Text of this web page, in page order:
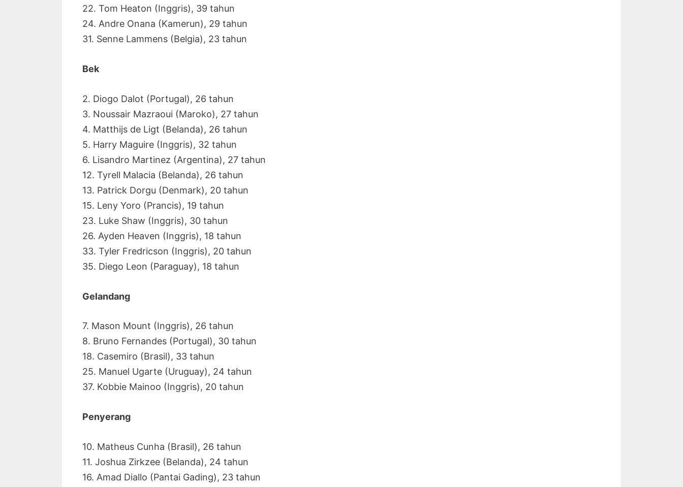
22. Tom Heaton (Inggris), 39 tahun
24. Andre Onana (Kamerun), 29 tahun
31. Senne Lammens (Belgia), 23 tahun
Bek
2. Diogo Dalot (Portugal), 26 tahun
3. Noussair Mazraoui (Maroko), 27 tahun
4. Matthijs de Ligt (Belanda), 26 tahun
5. Harry Maguire (Inggris), 32 tahun
6. Lisandro Martinez (Argentina), 27 tahun
12. Tyrell Malacia (Belanda), 26 tahun
13. Patrick Dorgu (Denmark), 20 tahun
15. Leny Yoro (Prancis), 19 tahun
23. Luke Shaw (Inggris), 30 tahun
26. Ayden Heaven (Inggris), 18 tahun
33. Tyler Fredricson (Inggris), 20 tahun
35. Diego Leon (Paraguay), 18 tahun
Gelandang
7. Mason Mount (Inggris), 26 tahun
8. Bruno Fernandes (Portugal), 30 tahun
18. Casemiro (Brasil), 33 tahun
25. Manuel Ugarte (Uruguay), 24 tahun
37. Kobbie Mainoo (Inggris), 20 tahun
Penyerang
10. Matheus Cunha (Brasil), 26 tahun
11. Joshua Zirkzee (Belanda), 24 tahun
16. Amad Diallo (Pantai Gading), 23 tahun